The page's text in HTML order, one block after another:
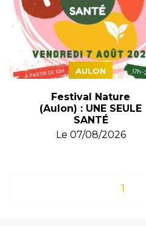
AULON
Festival Nature
(Aulon) : UNE SEULE
SANTÉ
Le 07/08/2026
1